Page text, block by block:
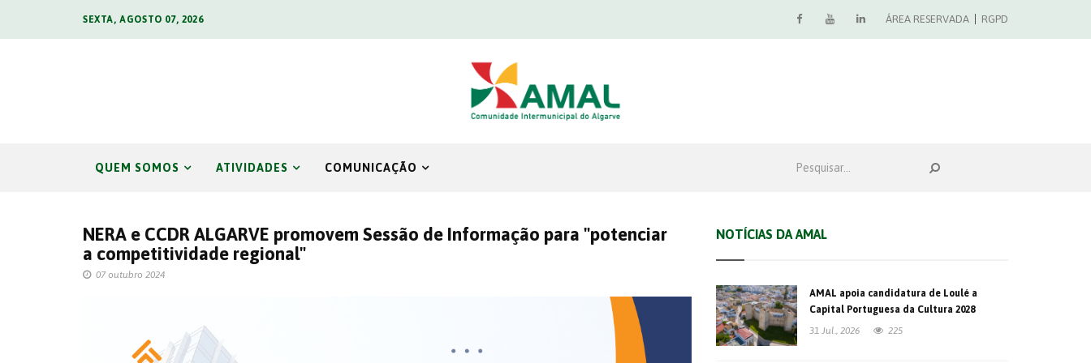
SEXTA, AGOSTO 07, 2026 ÁREA RESERVADA RGPD
QUEM SOMOS ATIVIDADES COMUNICAÇÃO
NERA e CCDR ALGARVE promovem Sessão de Informação para "potenciar
a competitividade regional"
07 outubro 2024
NOTÍCIAS DA AMAL
AMAL apoia candidatura de Loulé a
Capital Portuguesa da Cultura 2028
31 Jul., 2026
225